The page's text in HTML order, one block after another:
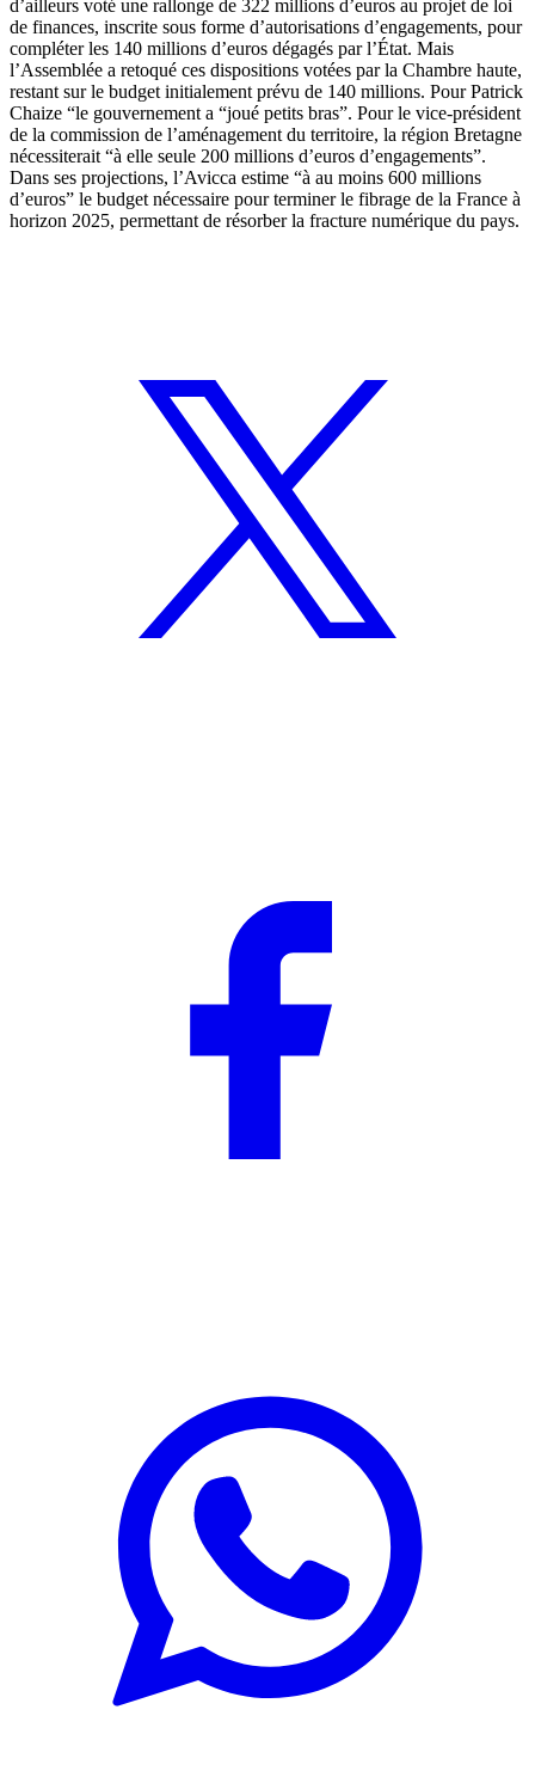
d’ailleurs voté une rallonge de 322 millions d’euros au projet de loi
de finances, inscrite sous forme d’autorisations d’engagements, pour
compléter les 140 millions d’euros dégagés par l’État. Mais
l’Assemblée a retoqué ces dispositions votées par la Chambre haute,
restant sur le budget initialement prévu de 140 millions. Pour Patrick
Chaize “le gouvernement a “joué petits bras”. Pour le vice-président
de la commission de l’aménagement du territoire, la région Bretagne
nécessiterait “à elle seule 200 millions d’euros d’engagements”.
Dans ses projections, l’Avicca estime “à au moins 600 millions
d’euros” le budget nécessaire pour terminer le fibrage de la France à
horizon 2025, permettant de résorber la fracture numérique du pays.